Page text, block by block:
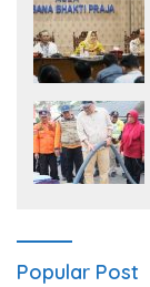
Popular Post